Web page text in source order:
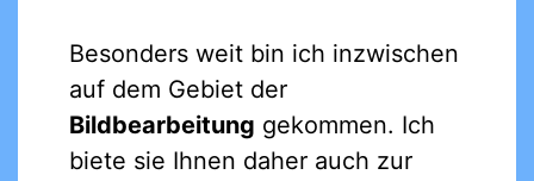
Besonders weit bin ich inzwischen
auf dem Gebiet der
Bildbearbeitung gekommen. Ich
biete sie Ihnen daher auch zur